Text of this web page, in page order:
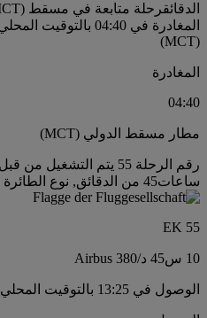
الدقائقرحلة متابعة في مسقط (MCT): 2 س و25 د
المغادرة في 04:40
(MCT)
المغادرة
04:40
مطار مسقط الدولي (MCT)
ساعات45 من الدقائق, نوع الطائرة Airbus 380
EK 55
10 س 45 د /
Airbus 380
الوصول في 13:25 بالتوقيت المحلي إلى مطار دوسلدورف (DUS)